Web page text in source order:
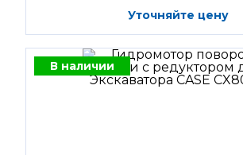
Уточняйте цену
В наличии